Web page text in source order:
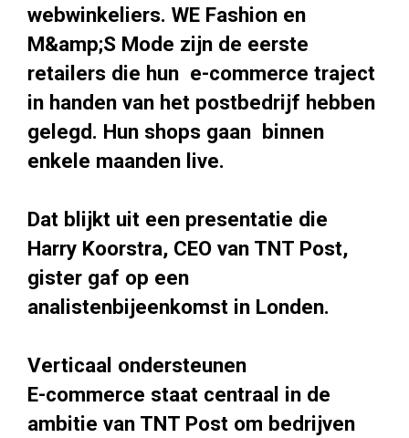
webwinkeliers. WE Fashion en
M&amp;S Mode zijn de eerste
retailers die hun e-commerce traject
in handen van het postbedrijf hebben
gelegd. Hun shops gaan binnen
enkele maanden live.
Dat blijkt uit een presentatie die
Harry Koorstra, CEO van TNT Post,
gister gaf op een
analistenbijeenkomst in Londen.
Verticaal ondersteunen
E-commerce staat centraal in de
ambitie van TNT Post om bedrijven